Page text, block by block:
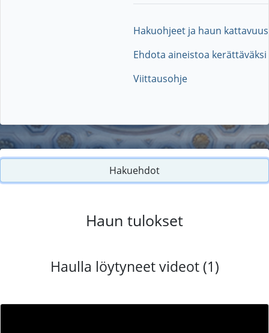
Hakuohjeet ja haun kattavuus
Ehdota aineistoa kerättäväksi
Viittausohje
Hakuehdot
Haun tulokset
Haulla löytyneet videot (1)